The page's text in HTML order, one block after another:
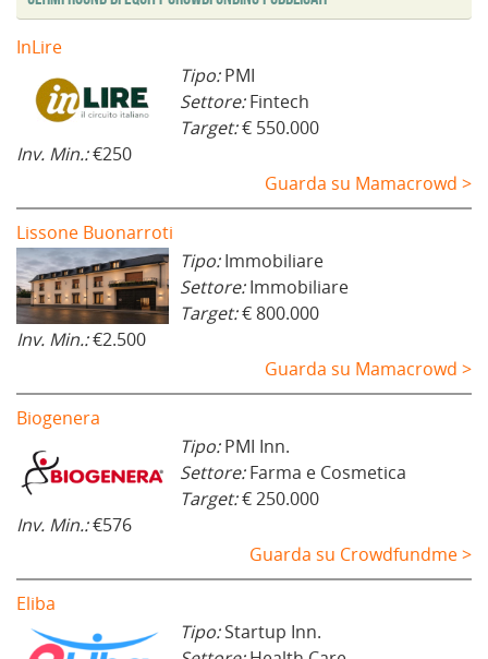
InLire
Tipo:PMI
Settore:Fintech
Target:€ 550.000
Inv. Min.:€250
Guarda su Mamacrowd >
Lissone Buonarroti
Tipo:Immobiliare
Settore:Immobiliare
Target:€ 800.000
Inv. Min.:€2.500
Guarda su Mamacrowd >
Biogenera
Tipo:PMI Inn.
Settore:Farma e Cosmetica
Target:€ 250.000
Inv. Min.:€576
Guarda su Crowdfundme >
Eliba
Tipo:Startup Inn.